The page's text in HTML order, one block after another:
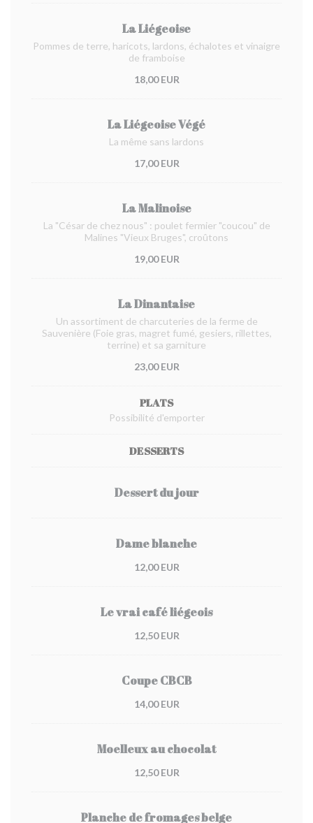
La Liégeoise
Pommes de terre, haricots, lardons, échalotes et vinaigre
de framboise
18,00 EUR
La Liégeoise Végé
La même sans lardons
17,00 EUR
La Malinoise
La "César de chez nous" : poulet fermier "coucou" de
Malines "Vieux Bruges", croûtons
19,00 EUR
La Dinantaise
Un assortiment de charcuteries de la ferme de
Sauvenière (Foie gras, magret fumé, gesiers, rillettes,
terrine) et sa garniture
23,00 EUR
PLATS
Possibilité d'emporter
DESSERTS
Dessert du jour
Dame blanche
12,00 EUR
Le vrai café liégeois
12,50 EUR
Coupe CBCB
14,00 EUR
Moelleux au chocolat
12,50 EUR
Planche de fromages belge